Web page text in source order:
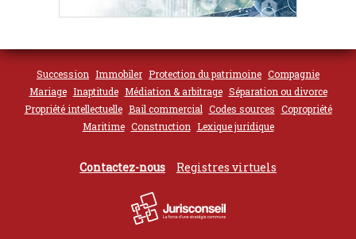
Succession Immobiler Protection du patrimoine Compagnie
Mariage Inaptitude Médiation & arbitrage Séparation ou divorce
Propriété intellectuelle Bail commercial Codes sources Copropriété
Maritime Construction Lexique juridique
Contactez-nous Registres virtuels